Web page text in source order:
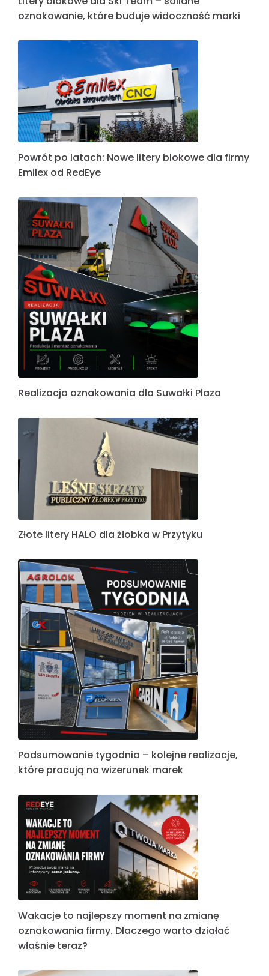
oznakowanie, które buduje widoczność marki
Powrót po latach: Nowe litery blokowe dla firmy
Emilex od RedEye
Realizacja oznakowania dla Suwałki Plaza
Złote litery HALO dla żłobka w Przytyku
Podsumowanie tygodnia – kolejne realizacje,
które pracują na wizerunek marek
Wakacje to najlepszy moment na zmianę
oznakowania firmy. Dlaczego warto działać
właśnie teraz?